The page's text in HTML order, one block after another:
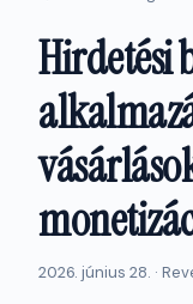
Hirdetési
2026. június 28. ·